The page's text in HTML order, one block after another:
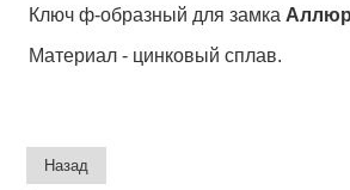
Ключ ф-образный для замка
Материал - цинковый сплав.